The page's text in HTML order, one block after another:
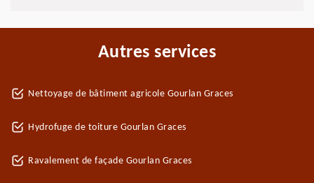
Autres services
Nettoyage de bâtiment agricole Gourlan Graces
Hydrofuge de toiture Gourlan Graces
Ravalement de façade Gourlan Graces